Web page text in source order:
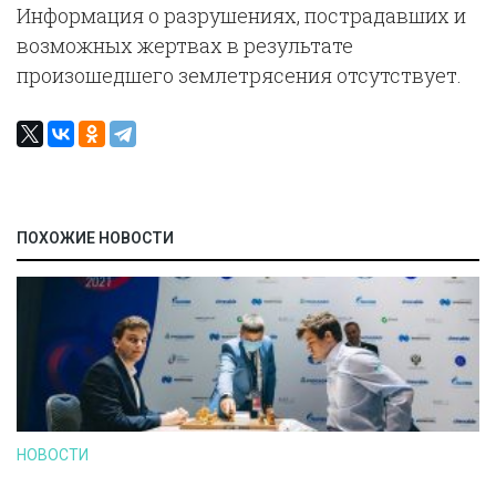
Информация о разрушениях, пострадавших и
возможных жертвах в результате
произошедшего землетрясения отсутствует.
ПОХОЖИЕ НОВОСТИ
НОВОСТИ